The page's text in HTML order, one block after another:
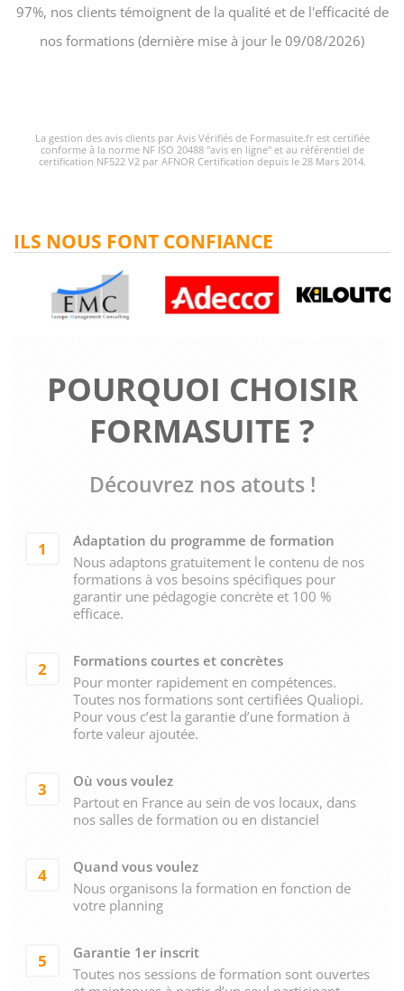
97%, nos clients témoignent de la qualité et de l'efficacité de
nos formations (dernière mise à jour le 09/08/2026)
La gestion des avis clients par Avis Vérifiés de Formasuite.fr est certifiée
conforme à la norme NF ISO 20488 "avis en ligne" et au référentiel de
certification NF522 V2 par AFNOR Certification depuis le 28 Mars 2014.
POURQUOI CHOISIR
FORMASUITE ?
Découvrez nos atouts !
1
Adaptation du programme de formation
Nous adaptons gratuitement le contenu de nos
formations à vos besoins spécifiques pour
garantir une pédagogie concrète et 100 %
efficace.
2
Formations courtes et concrètes
Pour monter rapidement en compétences.
Toutes nos formations sont certifiées Qualiopi.
Pour vous c’est la garantie d’une formation à
forte valeur ajoutée.
3
Où vous voulez
Partout en France au sein de vos locaux, dans
nos salles de formation ou en distanciel
4
Quand vous voulez
Nous organisons la formation en fonction de
votre planning
5
Garantie 1er inscrit
Toutes nos sessions de formation sont ouvertes
ILS NOUS FONT CONFIANCE